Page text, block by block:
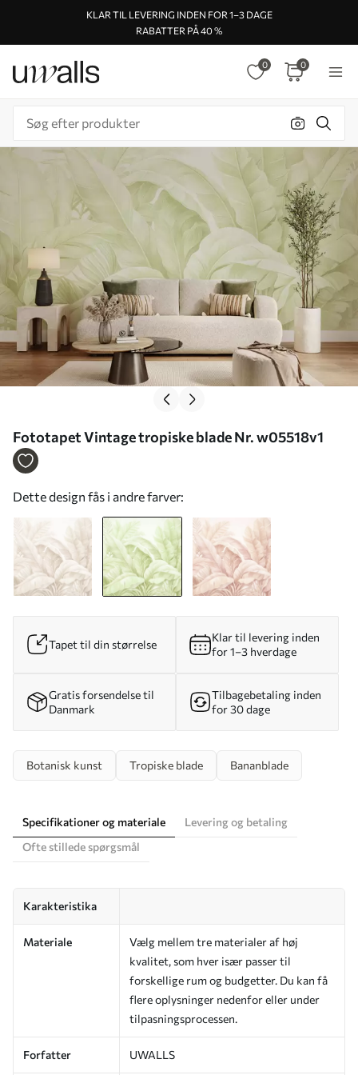
KLAR TIL LEVERING INDEN FOR 1–3 DAGE
RABATTER PÅ 40 %
0 0
Fototapet Vintage tropiske blade Nr. w05518v1
Dette design fås i andre farver:
Tapet til din størrelse
Klar til levering inden
for 1–3 hverdage
Gratis forsendelse til
Danmark
Tilbagebetaling inden
for 30 dage
Botanisk kunst Tropiske blade Bananblade
Specifikationer og materiale
Levering og betaling
Ofte stillede spørgsmål
Karakteristika
Materiale
Vælg mellem tre materialer af høj
kvalitet, som hver især passer til
forskellige rum og budgetter. Du kan få
flere oplysninger nedenfor eller under
tilpasningsprocessen.
Forfatter UWALLS